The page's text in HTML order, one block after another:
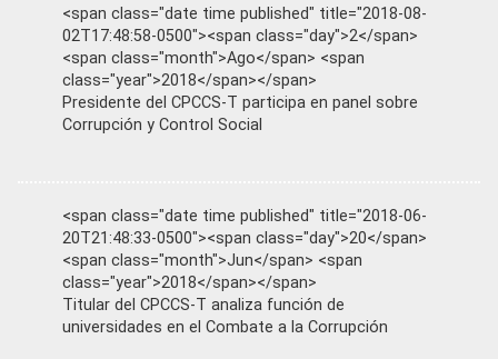
<span class="date time published" title="2018-08-
02T17:48:58-0500"><span class="day">2</span>
<span class="month">Ago</span> <span
class="year">2018</span></span>
Presidente del CPCCS-T participa en panel sobre
Corrupción y Control Social
<span class="date time published" title="2018-06-
20T21:48:33-0500"><span class="day">20</span>
<span class="month">Jun</span> <span
class="year">2018</span></span>
Titular del CPCCS-T analiza función de
universidades en el Combate a la Corrupción